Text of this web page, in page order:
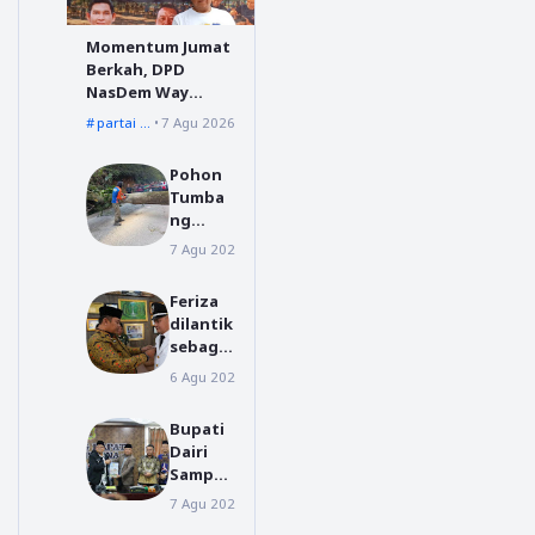
Momentum Jumat
Berkah, DPD
NasDem Way
Kanan Sediakan
Layanan Cukur
Gratis
partai nasdem 7 Agu 2026
Pohon
Tumba
ng
Menuju
Silahisa
, BPBD
Dairi
Lakuka
n
anan
Cepat
Dairi
7 Agu 2026
Feriza
dilantik
sebagai
Pj
Kakamp
Rejeki,
Ini
Pesan
Sekda
Daerah
6 Agu 2026
Bupati
Dairi
Sampai
kan
Nota
Daerah
7 Agu 2026